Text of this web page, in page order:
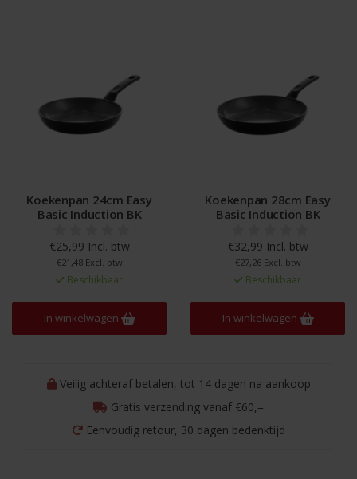
Koekenpan 24cm Easy
Basic Induction BK
€25,99 Incl. btw
€21,48 Excl. btw
Beschikbaar
In winkelwagen
Koekenpan 28cm Easy
Basic Induction BK
€32,99 Incl. btw
€27,26 Excl. btw
Beschikbaar
In winkelwagen
Veilig achteraf betalen, tot 14 dagen na aankoop
Gratis verzending vanaf €60,=
Eenvoudig retour, 30 dagen bedenktijd